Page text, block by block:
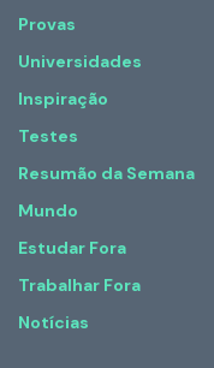
Provas
Universidades
Inspiração
Testes
Resumão da Semana
Mundo
Estudar Fora
Trabalhar Fora
Notícias